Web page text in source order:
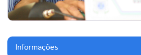
Informações